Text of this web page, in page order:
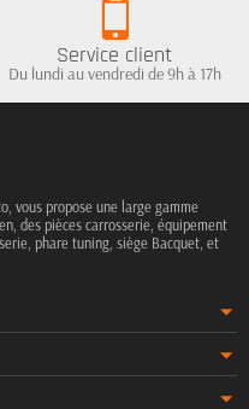
Service client
Du lundi au vendredi de 9h à 17h
vous propose une large gamme
des pièces carrosserie, équipement
phare tuning, siège Bacquet, et